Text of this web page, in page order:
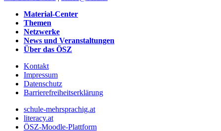
Material-Center
Themen
Netzwerke
News und Veranstaltungen
Über das ÖSZ
Kontakt
Impressum
Datenschutz
Barrierefreiheitserklärung
schule-mehrsprachig.at
literacy.at
ÖSZ-Moodle-Plattform